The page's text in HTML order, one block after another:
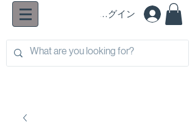
ログイン